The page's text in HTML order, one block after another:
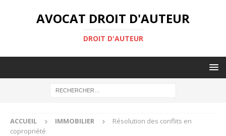
AVOCAT DROIT D'AUTEUR
DROIT D'AUTEUR
ACCUEIL IMMOBILIER
Résolution des conflits en
copropriété